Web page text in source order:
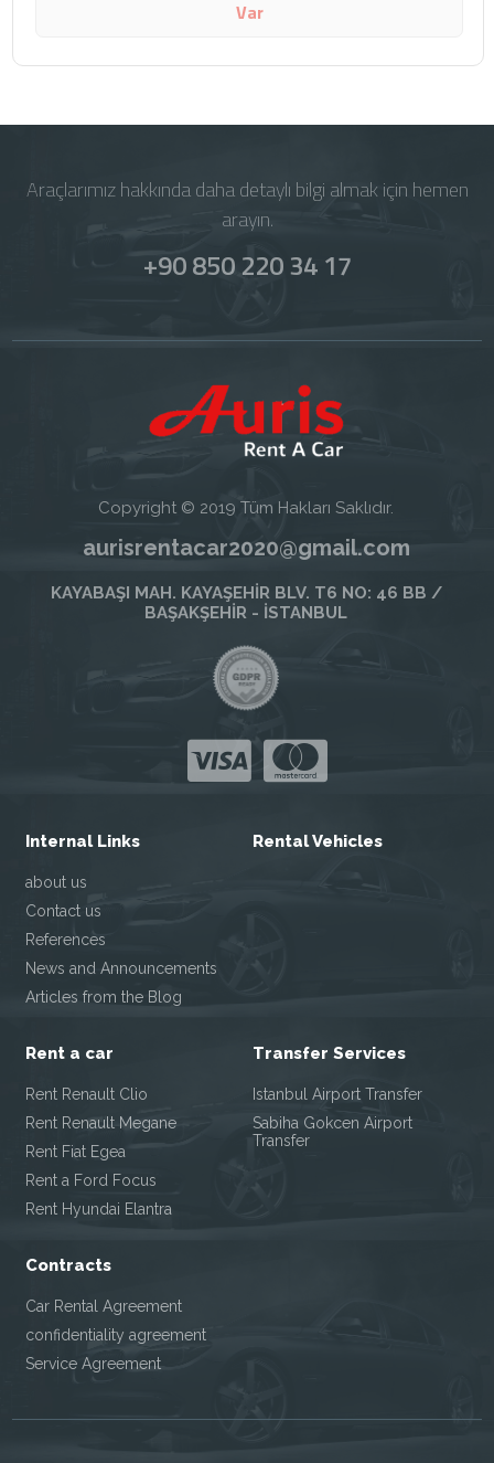
Var
Araçlarımız hakkında daha detaylı bilgi almak için hemen
arayın.
+90 850 220 34 17
Copyright © 2019 Tüm Hakları Saklıdır.
aurisrentacar2020@gmail.com
KAYABAŞI MAH. KAYAŞEHİR BLV. T6 NO: 46 BB /
BAŞAKŞEHİR - İSTANBUL
Internal Links
about us
Contact us
References
News and Announcements
Articles from the Blog
Rental Vehicles
Rent a car
Rent Renault Clio
Rent Renault Megane
Rent Fiat Egea
Rent a Ford Focus
Rent Hyundai Elantra
Transfer Services
Istanbul Airport Transfer
Sabiha Gokcen Airport
Transfer
Contracts
Car Rental Agreement
confidentiality agreement
Service Agreement